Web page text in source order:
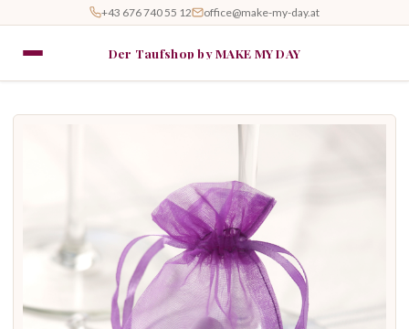
+43 676 740 55 12 office@make-my-day.at
Der Taufshop by MAKE MY DAY